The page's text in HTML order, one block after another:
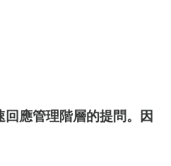
應管理階層的提問。因